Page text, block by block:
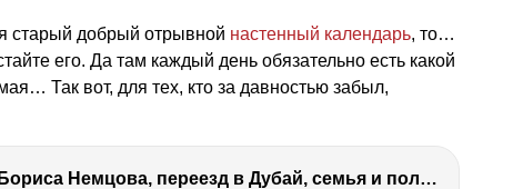
старый добрый отрывной настенный календарь, то…
его. Да там каждый день обязательно есть какой
Так вот, для тех, кто за давностью забыл,
Антон Немцов — убийство Бориса Немцова, переезд в Дубай, семья и политика